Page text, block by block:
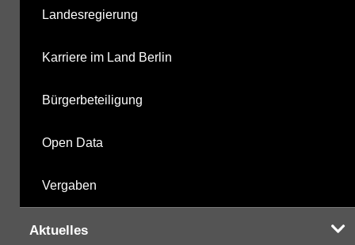
Landesregierung
Karriere im Land Berlin
Bürgerbeteiligung
Open Data
Vergaben
Aktuelles